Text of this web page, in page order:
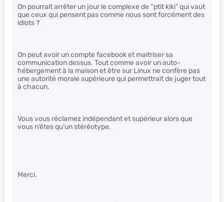
On pourrait arrêter un jour le complexe de “ptit kiki” qui vaut
que ceux qui pensent pas comme nous sont forcément des
idiots ?
On peut avoir un compte facebook et maitriser sa
communication dessus. Tout comme avoir un auto-
hébergement à la maison et être sur Linux ne confère pas
une autorité morale supérieure qui permettrait de juger tout
à chacun.
Vous vous réclamez indépendant et supérieur alors que
vous n’êtes qu’un stéréotype.
Merci.